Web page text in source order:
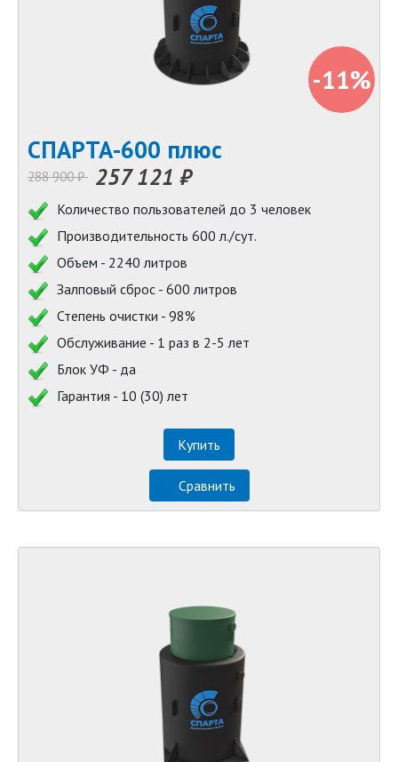
-11%
СПАРТА-600 плюс
288 900 ₽ 257 121 ₽
Количество пользователей до 3 человек
Производительность 600 л./сут.
Объем - 2240 литров
Залповый сброс - 600 литров
Степень очистки - 98%
Обслуживание - 1 раз в 2-5 лет
Блок УФ - да
Гарантия - 10 (30) лет
Купить
Сравнить